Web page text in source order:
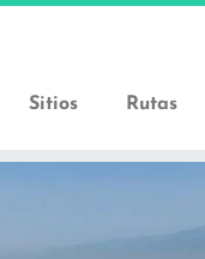
Sitios Rutas